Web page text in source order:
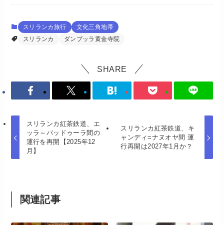
スリランカ旅行
文化三角地帯
スリランカ
ダンブッラ黄金寺院
SHARE
スリランカ紅茶鉄道、エ
ッラ～バッドゥーラ間の
運行を再開【2025年12
月】
スリランカ紅茶鉄道、キ
ャンディ=ナヌオヤ間 運
行再開は2027年1月か？
関連記事